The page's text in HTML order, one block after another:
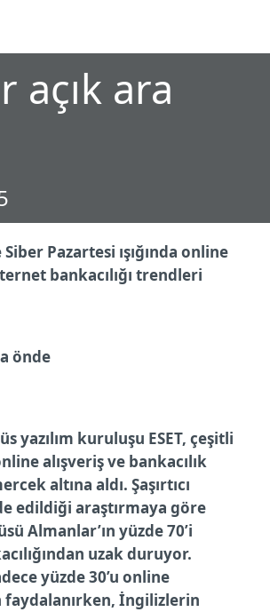
açık ara
Pazartesi ışığında online
bankacılığı trendleri
önde
yazılım kuruluşu ESET, çeşitli
alışveriş ve bankacılık
altına aldı. Şaşırtıcı
edildiği araştırmaya göre
Almanlar’ın yüzde 70’i
uzak duruyor.
yüzde 30’u online
faydalanırken, İngilizlerin